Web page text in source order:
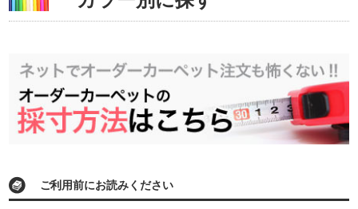
ご利用前にお読みください